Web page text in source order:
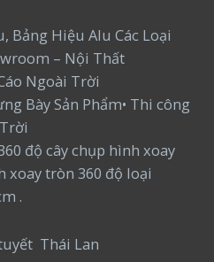
Bảng Hiệu Alu Các Loại
– Nội Thất
Ngoài Trời
Bày Sản Phẩm• Thi công
độ cây chụp hình xoay
xoay tròn 360 độ loại
.
Thái Lan